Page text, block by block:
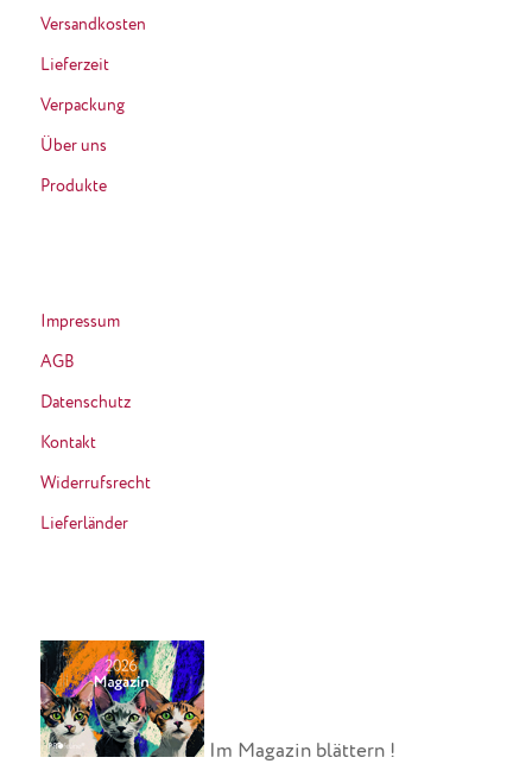
Versandkosten
Lieferzeit
Verpackung
Über uns
Produkte
Impressum
AGB
Datenschutz
Kontakt
Widerrufsrecht
Lieferländer
Im Magazin blättern !